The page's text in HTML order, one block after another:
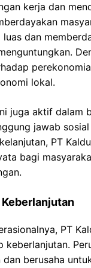
kerja dan
dan
lokal.
juga aktif dalam
jawab
PT
bagi
PT
keberlanjutan.
berusaha